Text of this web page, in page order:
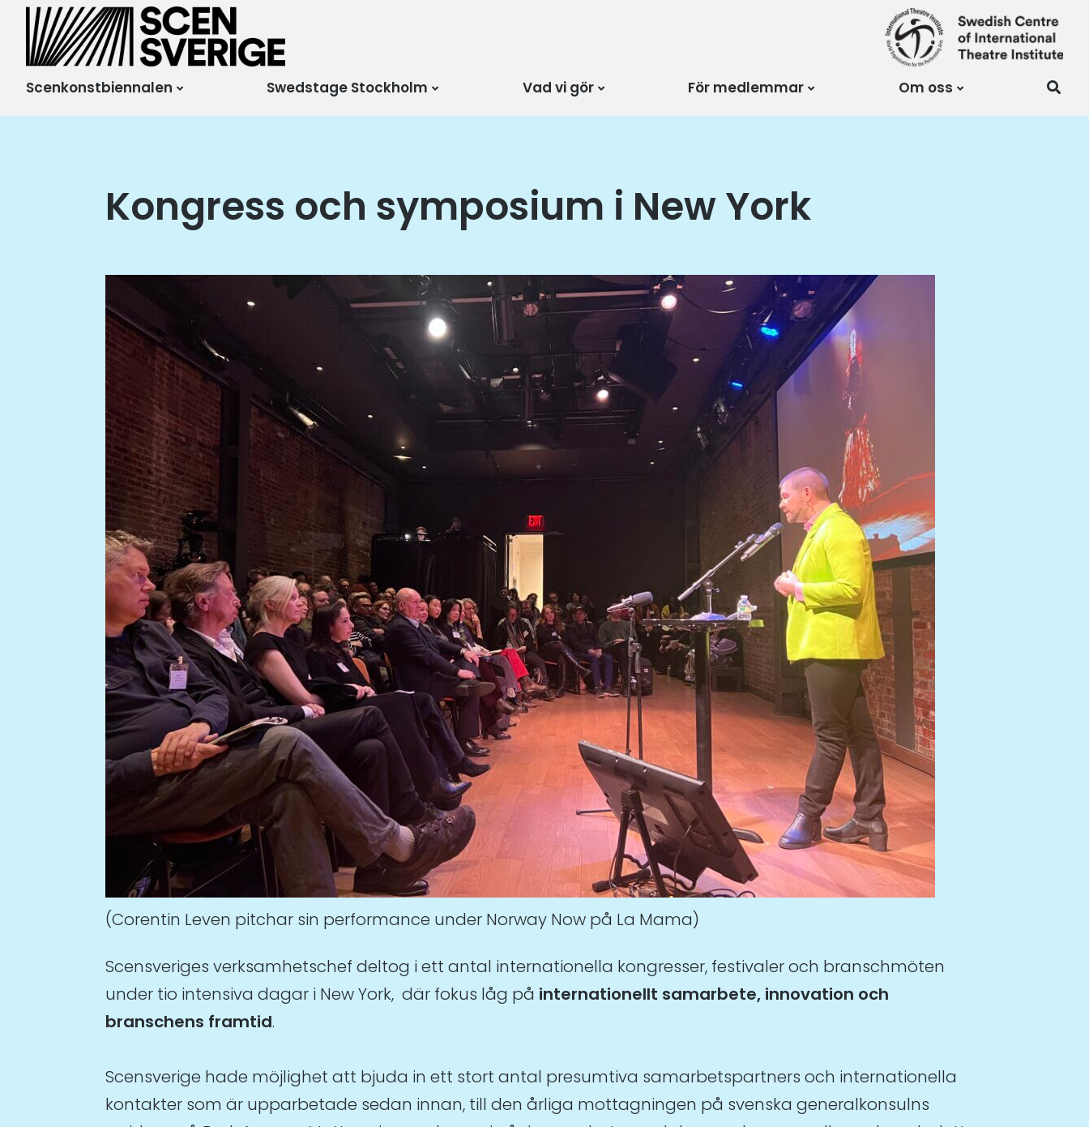
Scensverige
Mötesplats för svensk
och internationell
scenkonst
Scenkonstbiennalen Swedstage Stockholm Vad vi gör För medlemmar Om oss
Kongress och symposium i New York
(Corentin Leven pitchar sin performance under Norway Now på La Mama)
Scensveriges verksamhetschef deltog i ett antal internationella kongresser, festivaler och branschmöten
under tio intensiva dagar i New York, där fokus låg på internationellt samarbete, innovation och
branschens framtid.
Scensverige hade möjlighet att bjuda in ett stort antal presumtiva samarbetspartners och internationella
kontakter som är upparbetade sedan innan, till den årliga mottagningen på svenska generalkonsulns